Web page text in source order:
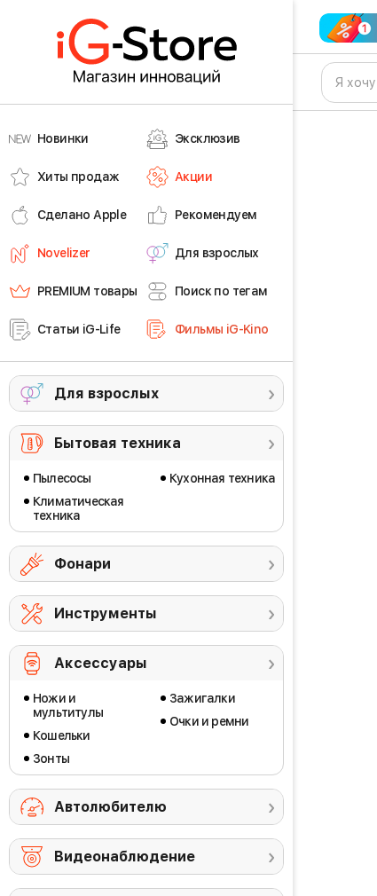
Новинки Эксклюзив
Хиты продаж Акции
Сделано Apple Рекомендуем
Novelizer Для взрослых
PREMIUM товары Поиск по тегам
Статьи iG-Life Фильмы iG-Kino
Для взрослых
Бытовая техника
Пылесосы
Климатическая
техника
Кухонная техника
Фонари
Инструменты
Аксессуары
Ножи и
мультитулы
Кошельки
Зонты
Зажигалки
Очки и ремни
Автолюбителю
Видеонаблюдение